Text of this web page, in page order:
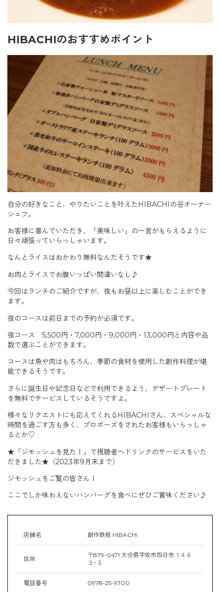
HIBACHIのおすすめポイント
自分の好きなこと、やりたいことを叶えたHIBACHIの谷オーナー
シェフ。
お客様に喜んでいただき、「美味しい」の一言がもらえるように
日々頑張っていらっしゃいます。
なんとライスはおかわり無料なんだそうです★
お肉とライスでお腹いっぱい間違いなし♪
今回はランチのご紹介ですが、夜もお昼以上に楽しむことができ
ます。
夜のコースは前日までの予約が必須です。
夜コース 5,500円・7,000円・9,000円・13,000円と内容や品
数で選ぶことができます。
コースは魚や肉はもちろん、季節の食材を使用した創作料理が堪
能できるそうです。
さらに誕生日や記念日などで利用できるよう、デザートプレート
を無料でサービスしているそうですよ。
様々なリクエストにも応えてくれるHIBACHIさん、スペシャルな
時間を過ごす方も多く、プロポーズをされたお客様もいらっしゃ
るとか♡
★「ジモッシュを見た！」で視聴者へドリンクのサービスをいた
だきました★（2023年9月末まで）
ジモッシュをご覧の皆さん！
ここでしか味わえないハンバーグを食べにぜひご賞味ください♪
店舗名 創作鉄板 HIBACHI
住所
〒879-0471 大分県宇佐市四日市１４６
３−５
電話番号 0978-25-9700